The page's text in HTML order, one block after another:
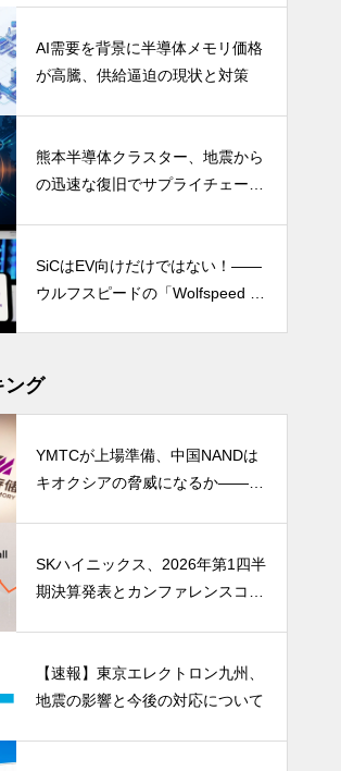
AI需要を背景に半導体メモリ価格
が高騰、供給逼迫の現状と対策
熊本半導体クラスター、地震から
の迅速な復旧でサプライチェーン
SiCはEV向けだけではない！――
ウルフスピードの「Wolfspeed G
ング
YMTCが上場準備、中国NANDは
キオクシアの脅威になるか――AI
SKハイニックス、2026年第1四半
期決算発表とカンファレンスコー
【速報】東京エレクトロン九州、
地震の影響と今後の対応について